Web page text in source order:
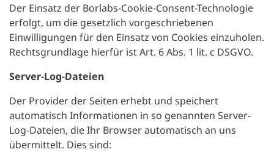
Der Einsatz der Borlabs-Cookie-Consent-Technologie
erfolgt, um die gesetzlich vorgeschriebenen
Einwilligungen für den Einsatz von Cookies einzuholen.
Rechtsgrundlage hierfür ist Art. 6 Abs. 1 lit. c DSGVO.
Server-Log-Dateien
Der Provider der Seiten erhebt und speichert
automatisch Informationen in so genannten Server-
Log-Dateien, die Ihr Browser automatisch an uns
übermittelt. Dies sind: